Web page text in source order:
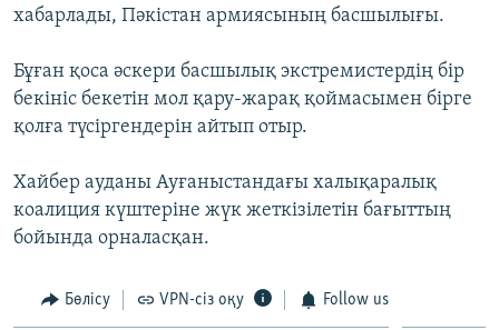
АРНАЙЫ ЖОБАЛАР
Русский
ЖАЗЫЛЫҢЫЗ
Басқа тілдерде
хабарлады, Пәкістан армиясының басшылығы.
Бұған қоса әскери басшылық экстремистердің бір
бекініс бекетін мол қару-жарақ қоймасымен бірге
қолға түсіргендерін айтып отыр.
Хайбер ауданы Ауғаныстандағы халықаралық
коалиция күштеріне жүк жеткізілетін бағыттың
бойында орналасқан.
Бөлісу VPN-сіз оқу Follow us